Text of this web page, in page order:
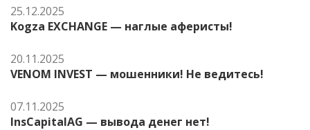
25.12.2025
Kogza EXCHANGE — наглые аферисты!
20.11.2025
VENOM INVEST — мошенники! Не ведитесь!
07.11.2025
InsCapitalAG — вывода денег нет!